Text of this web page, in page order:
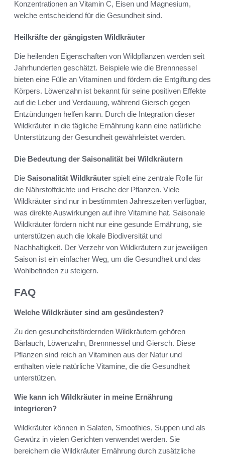
Konzentrationen an Vitamin C, Eisen und Magnesium,
welche entscheidend für die Gesundheit sind.
Heilkräfte der gängigsten Wildkräuter
Die heilenden Eigenschaften von Wildpflanzen werden seit
Jahrhunderten geschätzt. Beispiele wie die Brennnessel
bieten eine Fülle an Vitaminen und fördern die Entgiftung des
Körpers. Löwenzahn ist bekannt für seine positiven Effekte
auf die Leber und Verdauung, während Giersch gegen
Entzündungen helfen kann. Durch die Integration dieser
Wildkräuter in die tägliche Ernährung kann eine natürliche
Unterstützung der Gesundheit gewährleistet werden.
Die Bedeutung der Saisonalität bei Wildkräutern
Die Saisonalität Wildkräuter spielt eine zentrale Rolle für
die Nährstoffdichte und Frische der Pflanzen. Viele
Wildkräuter sind nur in bestimmten Jahreszeiten verfügbar,
was direkte Auswirkungen auf ihre Vitamine hat. Saisonale
Wildkräuter fördern nicht nur eine gesunde Ernährung, sie
unterstützen auch die lokale Biodiversität und
Nachhaltigkeit. Der Verzehr von Wildkräutern zur jeweiligen
Saison ist ein einfacher Weg, um die Gesundheit und das
Wohlbefinden zu steigern.
FAQ
Welche Wildkräuter sind am gesündesten?
Zu den gesundheitsfördernden Wildkräutern gehören
Bärlauch, Löwenzahn, Brennnessel und Giersch. Diese
Pflanzen sind reich an Vitaminen aus der Natur und
enthalten viele natürliche Vitamine, die die Gesundheit
unterstützen.
Wie kann ich Wildkräuter in meine Ernährung
integrieren?
Wildkräuter können in Salaten, Smoothies, Suppen und als
Gewürz in vielen Gerichten verwendet werden. Sie
bereichern die Wildkräuter Ernährung durch zusätzliche